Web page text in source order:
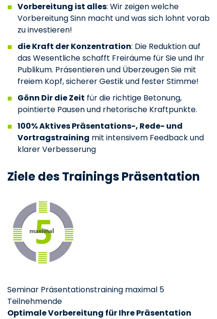
Vorbereitung ist alles: Wir zeigen welche
Vorbereitung Sinn macht und was sich lohnt vorab
zu investieren!
die Kraft der Konzentration: Die Reduktion auf
das Wesentliche schafft Freiräume für Sie und Ihr
Publikum. Präsentieren und Überzeugen Sie mit
freiem Kopf, sicherer Gestik und fester Stimme!
Gönn Dir die Zeit für die richtige Betonung,
pointierte Pausen und rhetorische Kraftpunkte.
100% Aktives Präsentations-, Rede- und
Vortragstraining mit intensivem Feedback und
klarer Verbesserung
Ziele des Trainings Präsentation
Seminar Präsentationstraining maximal 5
Teilnehmende
Optimale Vorbereitung für Ihre Präsentation